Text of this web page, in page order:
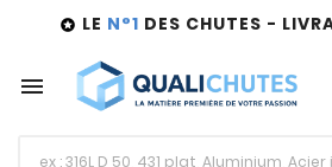
 LE N°1 DES CHUTES -
